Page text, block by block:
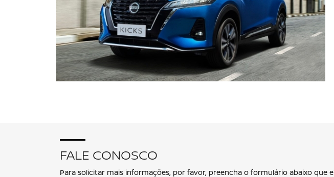
FALE CONOSCO
Para solicitar mais informações, por favor, preencha o formulário abaixo